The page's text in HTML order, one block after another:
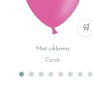
🛒
Mat ciklama
Cena: